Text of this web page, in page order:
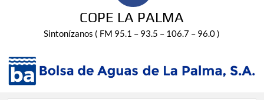
COPE LA PALMA
Sintonízanos ( FM 95.1 – 93.5 – 106.7 – 96.0 )